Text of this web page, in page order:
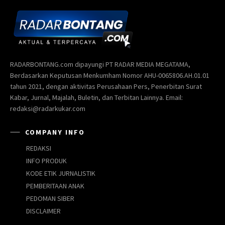
RADARBONTANG.com dipayungi PT RADAR MEDIA MEGATAMA,
Berdasarkan Keputusan Menkumham Nomor AHU-0065806.AH.01.01
tahun 2021, dengan aktivitas Perusahaan Pers, Penerbitan Surat
Kabar, Jurnal, Majalah, Buletin, dan Terbitan Lainnya. Email:
redaksi@radarkukar.com
COMPANY INFO
REDAKSI
INFO PRODUK
KODE ETIK JURNALISTIK
PEMBERITAAN ANAK
PEDOMAN SIBER
DISCLAIMER